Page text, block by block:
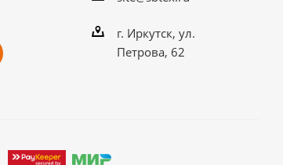
г. Иркутск, ул.
Петрова, 62